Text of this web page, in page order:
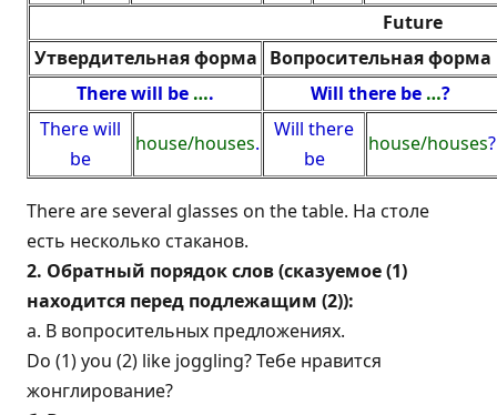
Future
Утвердительная форма Вопросительная форма
There will be …. Will there be …?
There will
be
house/houses.
Will there
be
house/houses?
There are several glasses on the table. На столе
есть несколько стаканов.
2. Обратный порядок слов (сказуемое (1)
находится перед подлежащим (2)):
а. В вопросительных предложениях.
Do (1) you (2) like joggling? Тебе нравится
жонглирование?